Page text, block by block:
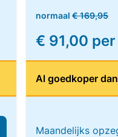
normaal€ 169,95
€ 91,00
Al goedkoper
Maandelijks